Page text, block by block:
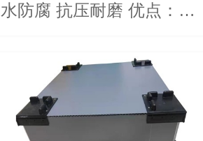
水防腐 抗压耐磨 优点：可